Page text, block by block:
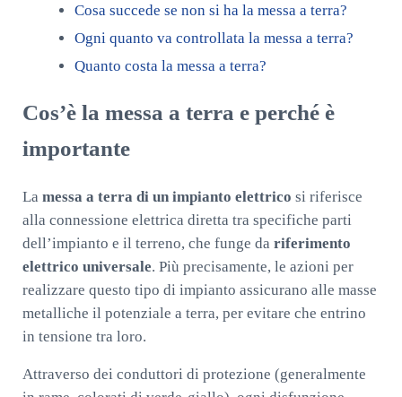
Cosa succede se non si ha la messa a terra?
Ogni quanto va controllata la messa a terra?
Quanto costa la messa a terra?
Cos’è la messa a terra e perché è
importante
La messa a terra di un impianto elettrico si riferisce
alla connessione elettrica diretta tra specifiche parti
dell’impianto e il terreno, che funge da riferimento
elettrico universale. Più precisamente, le azioni per
realizzare questo tipo di impianto assicurano alle masse
metalliche il potenziale a terra, per evitare che entrino
in tensione tra loro.
Attraverso dei conduttori di protezione (generalmente